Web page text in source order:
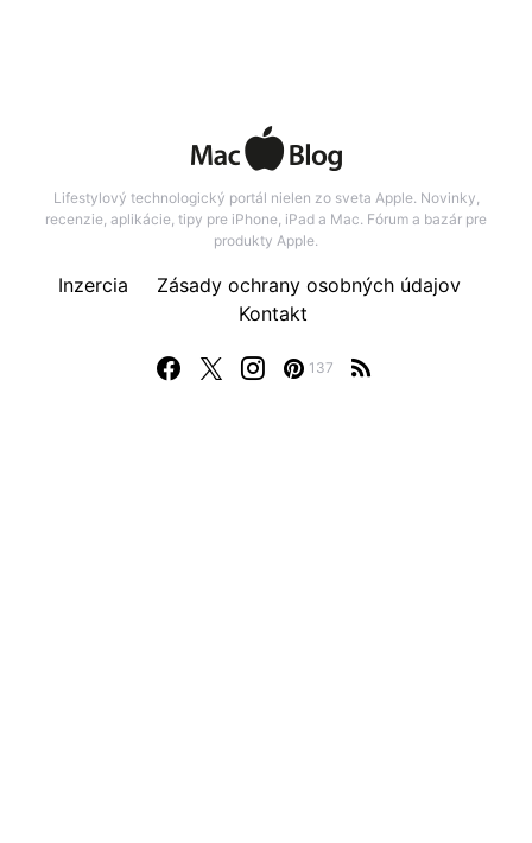
Lifestylový technologický portál nielen zo sveta Apple. Novinky,
recenzie, aplikácie, tipy pre iPhone, iPad a Mac. Fórum a bazár pre
produkty Apple.
137
Inzercia
Zásady ochrany osobných údajov
Kontakt